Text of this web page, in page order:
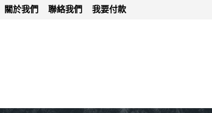
關於我們 聯絡我們 我要付款